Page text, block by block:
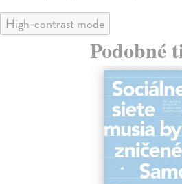
High-contrast mode
Podobné